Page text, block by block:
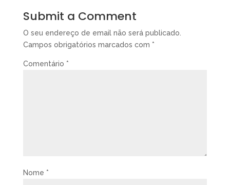
Submit a Comment
O seu endereço de email não será publicado.
Campos obrigatórios marcados com *
Comentário *
Nome *